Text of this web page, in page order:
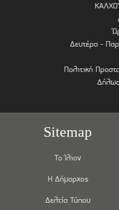
Δευτέρα -
Πολιτική
Sitemap
Το Ίλιον
Η Δήμαρχος
Δελτία Τύπου